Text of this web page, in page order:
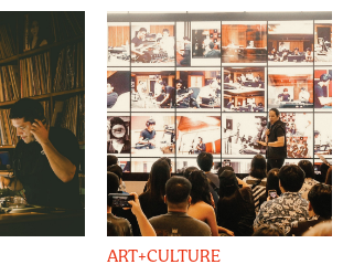
ART+CULTURE